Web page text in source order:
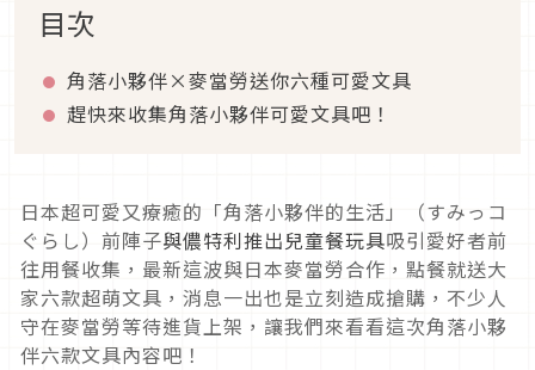
目次
角落小夥伴×麥當勞送你六種可愛文具
趕快來收集角落小夥伴可愛文具吧！
日本超可愛又療癒的「角落小夥伴的生活」（すみっコ
ぐらし）前陣子與儂特利推出兒童餐玩具吸引愛好者前
往用餐收集，最新這波與日本麥當勞合作，點餐就送大
家六款超萌文具，消息一出也是立刻造成搶購，不少人
守在麥當勞等待進貨上架，讓我們來看看這次角落小夥
伴六款文具內容吧！